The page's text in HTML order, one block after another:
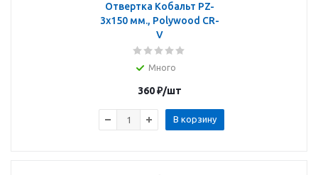
Отвертка Кобальт PZ-
3х150 мм., Polywood CR-
V
Много
360₽/шт
В корзину